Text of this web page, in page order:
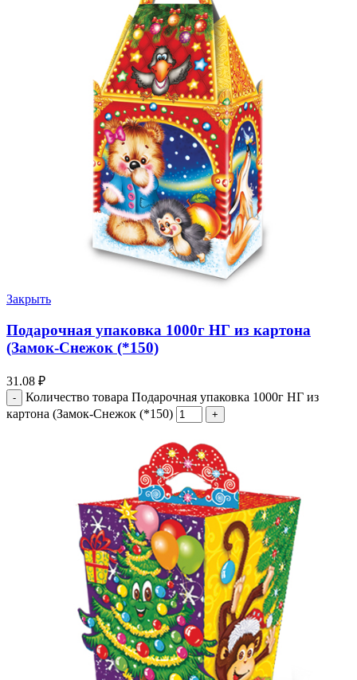
Закрыть
Подарочная упаковка 1000г НГ из картона
(Замок-Снежок (*150)
31.08 ₽
Количество товара Подарочная упаковка 1000г НГ из
картона (Замок-Снежок (*150)